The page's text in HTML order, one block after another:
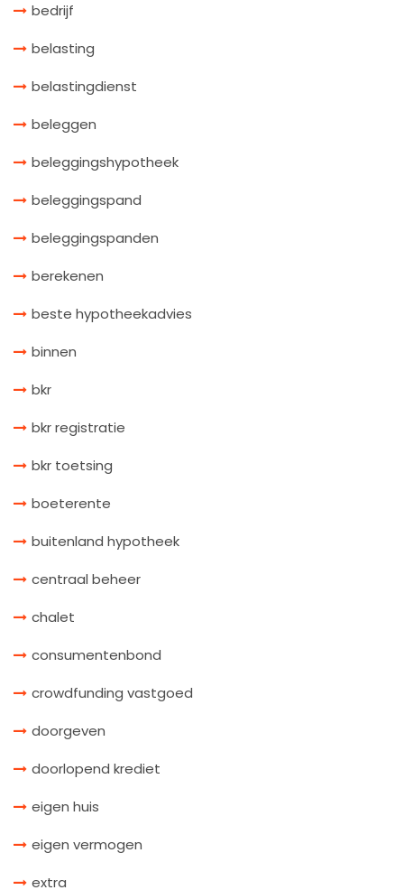
bedrijf
belasting
belastingdienst
beleggen
beleggingshypotheek
beleggingspand
beleggingspanden
berekenen
beste hypotheekadvies
binnen
bkr
bkr registratie
bkr toetsing
boeterente
buitenland hypotheek
centraal beheer
chalet
consumentenbond
crowdfunding vastgoed
doorgeven
doorlopend krediet
eigen huis
eigen vermogen
extra